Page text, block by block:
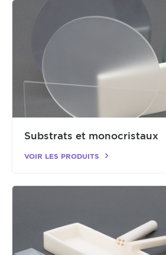
Substrats et monocristaux
VOIR LES PRODUITS